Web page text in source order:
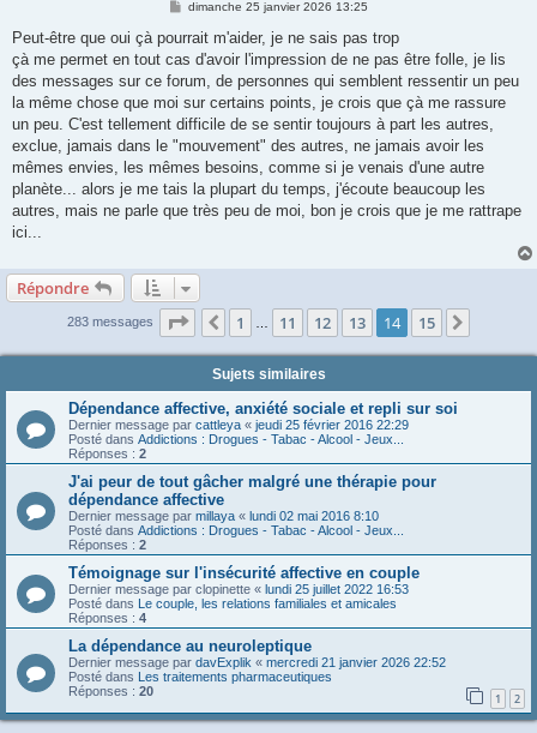
M
s
a
g
dimanche 25 janvier 2026 13:25
Peut-être que oui çà pourrait m'aider, je ne sais pas trop
çà me permet en tout cas d'avoir l'impression de ne pas être folle, je lis
des messages sur ce forum, de personnes qui semblent ressentir un peu
la même chose que moi sur certains points, je crois que çà me rassure
un peu. C'est tellement difficile de se sentir toujours à part les autres,
exclue, jamais dans le "mouvement" des autres, ne jamais avoir les
mêmes envies, les mêmes besoins, comme si je venais d'une autre
planète... alors je me tais la plupart du temps, j'écoute beaucoup les
autres, mais ne parle que très peu de moi, bon je crois que je me rattrape
ici...
Répondre
283 messages Page 14 sur 15
Précédente
1 … 11 12 13 14 15
Sujets similaires
Dépendance affective, anxiété sociale et repli sur soi
Dernier message par cattleya « jeudi 25 février 2016 22:29
Posté dans Addictions : Drogues - Tabac - Alcool - Jeux...
Réponses : 2
J'ai peur de tout gâcher malgré une thérapie pour
dépendance affective
Dernier message par millaya « lundi 02 mai 2016 8:10
Posté dans Addictions : Drogues - Tabac - Alcool - Jeux...
Réponses : 2
Témoignage sur l'insécurité affective en couple
Dernier message par clopinette « lundi 25 juillet 2022 16:53
Posté dans Le couple, les relations familiales et amicales
Réponses : 4
La dépendance au neuroleptique
Dernier message par davExplik « mercredi 21 janvier 2026 22:52
Posté dans Les traitements pharmaceutiques
Réponses : 20 1 2